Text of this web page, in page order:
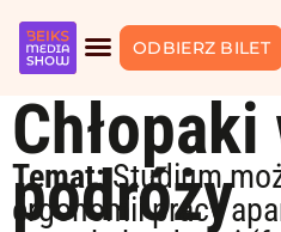
ODBIERZ BILET
Chłopaki
podróży
Temat:Studium
ergonomii pracy